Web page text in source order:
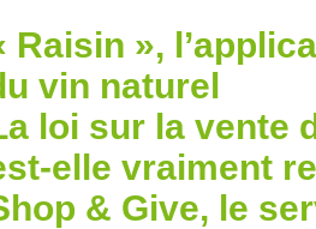
Raisin »,
vin naturel
loi sur la vente
elle vraiment
& Give, le